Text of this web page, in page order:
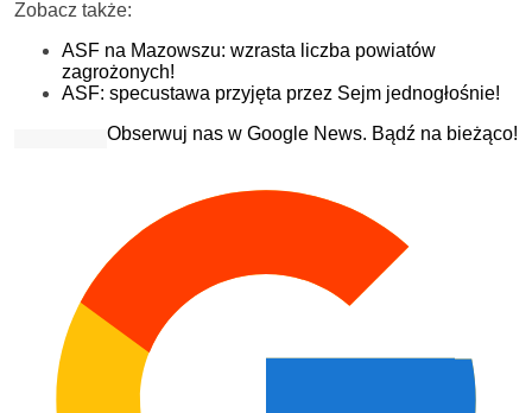
Zobacz także:
ASF na Mazowszu: wzrasta liczba powiatów
zagrożonych!
ASF: specustawa przyjęta przez Sejm jednogłośnie!
Obserwuj nas w Google News. Bądź na bieżąco!